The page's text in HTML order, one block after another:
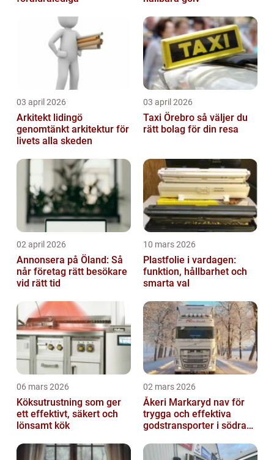
03 april 2026
Arkitekt lidingö
genomtänkt arkitektur för
livets alla skeden
03 april 2026
Taxi Örebro så väljer du
rätt bolag för din resa
02 april 2026
Annonsera på Öland: Så
når företag rätt besökare
vid rätt tid
10 mars 2026
Plastfolie i vardagen:
funktion, hållbarhet och
smarta val
06 mars 2026
Köksutrustning som ger
ett effektivt, säkert och
lönsamt kök
02 mars 2026
Åkeri Markaryd nav för
trygga och effektiva
godstransporter i södra